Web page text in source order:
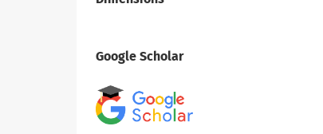
Google Scholar